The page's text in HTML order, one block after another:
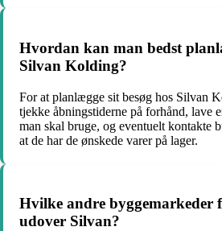
Hvordan kan man bedst
Silvan Kolding?
For at planlægge sit besøg hos Silvan
tjekke åbningstiderne på forhånd, lave
man skal bruge, og eventuelt kontakte
at de har de ønskede varer på lager.
Hvilke andre byggemarkeder
udover Silvan?